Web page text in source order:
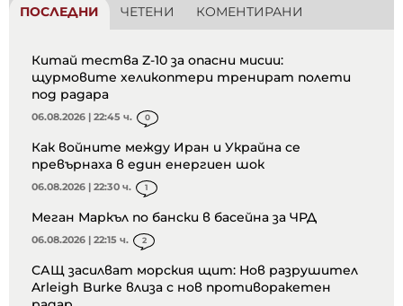
ПОСЛЕДНИ ЧЕТЕНИ КОМЕНТИРАНИ
Китай тества Z-10 за опасни мисии:
щурмовите хеликоптери тренират полети
под радара
06.08.2026 | 22:45 ч. 0
Как войните между Иран и Украйна се
превърнаха в един енергиен шок
06.08.2026 | 22:30 ч. 1
Меган Маркъл по бански в басейна за ЧРД
06.08.2026 | 22:15 ч. 2
САЩ засилват морския щит: Нов разрушител
Arleigh Burke влиза с нов противоракетен